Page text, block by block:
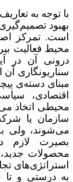
با توجه به
بهبود
است. تمرکز
محیط فعالیت
درونی آن در
سناریونگاری
مبنای دسته‌ی
اقتصادی،
محیطی اتخاذ
سازمان یا
می‌شوند، ولی
بصیرت لازم
محصولات
استراتژی‌های
به ‌درستی و